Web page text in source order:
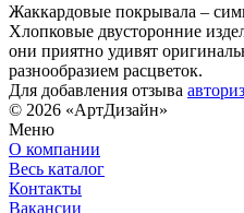
Жаккардовые покрывала –
Хлопковые двусторонние
они приятно удивят
разнообразием расцветок.
Для добавления отзыва
© 2026 «АртДизайн»
Меню
О компании
Весь каталог
Контакты
Вакансии